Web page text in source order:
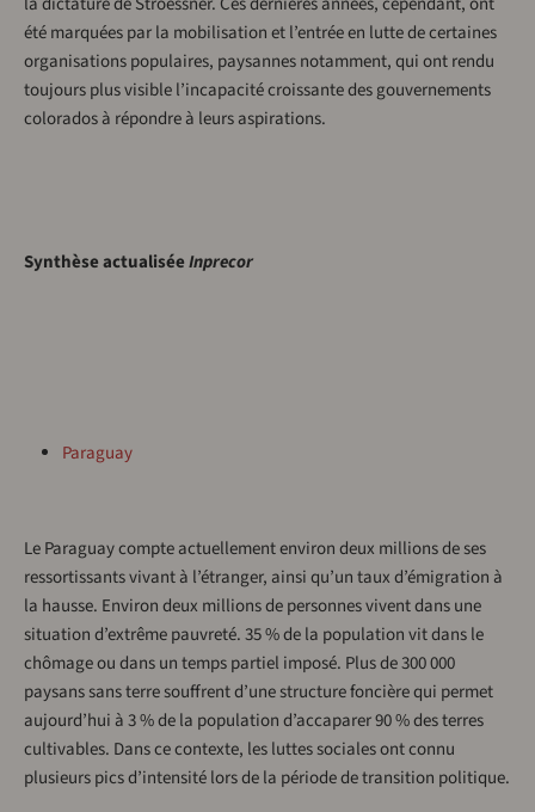
été marquées par la mobilisation et l’entrée en lutte de certaines
organisations populaires, paysannes notamment, qui ont rendu
toujours plus visible l’incapacité croissante des gouvernements
colorados à répondre à leurs aspirations.
Synthèse actualiséeInprecor
Paraguay
Le Paraguay compte actuellement environ deux millions de ses
ressortissants vivant à l’étranger, ainsi qu’un taux d’émigration à
la hausse. Environ deux millions de personnes vivent dans une
situation d’extrême pauvreté. 35 % de la population vit dans le
chômage ou dans un temps partiel imposé. Plus de 300 000
paysans sans terre souffrent d’une structure foncière qui permet
aujourd’hui à 3 % de la population d’accaparer 90 % des terres
cultivables. Dans ce contexte, les luttes sociales ont connu
plusieurs pics d’intensité lors de la période de transition politique.